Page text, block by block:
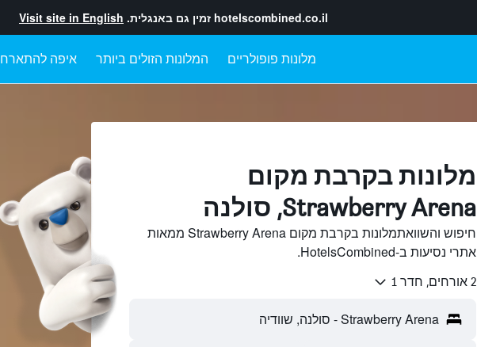
hotelscombined.co.il זמין גם באנגלית. Visit site in English
מלונות פופולריים המלונות הזולים ביותר איפה להתארח
מלונות בקרבת מקום
Strawberry Arena, סולנה
חיפוש והשוואתמלונות בקרבת מקום Strawberry Arena ממאות
אתרי נסיעות ב-HotelsCombined.
2 אורחים, חדר 1